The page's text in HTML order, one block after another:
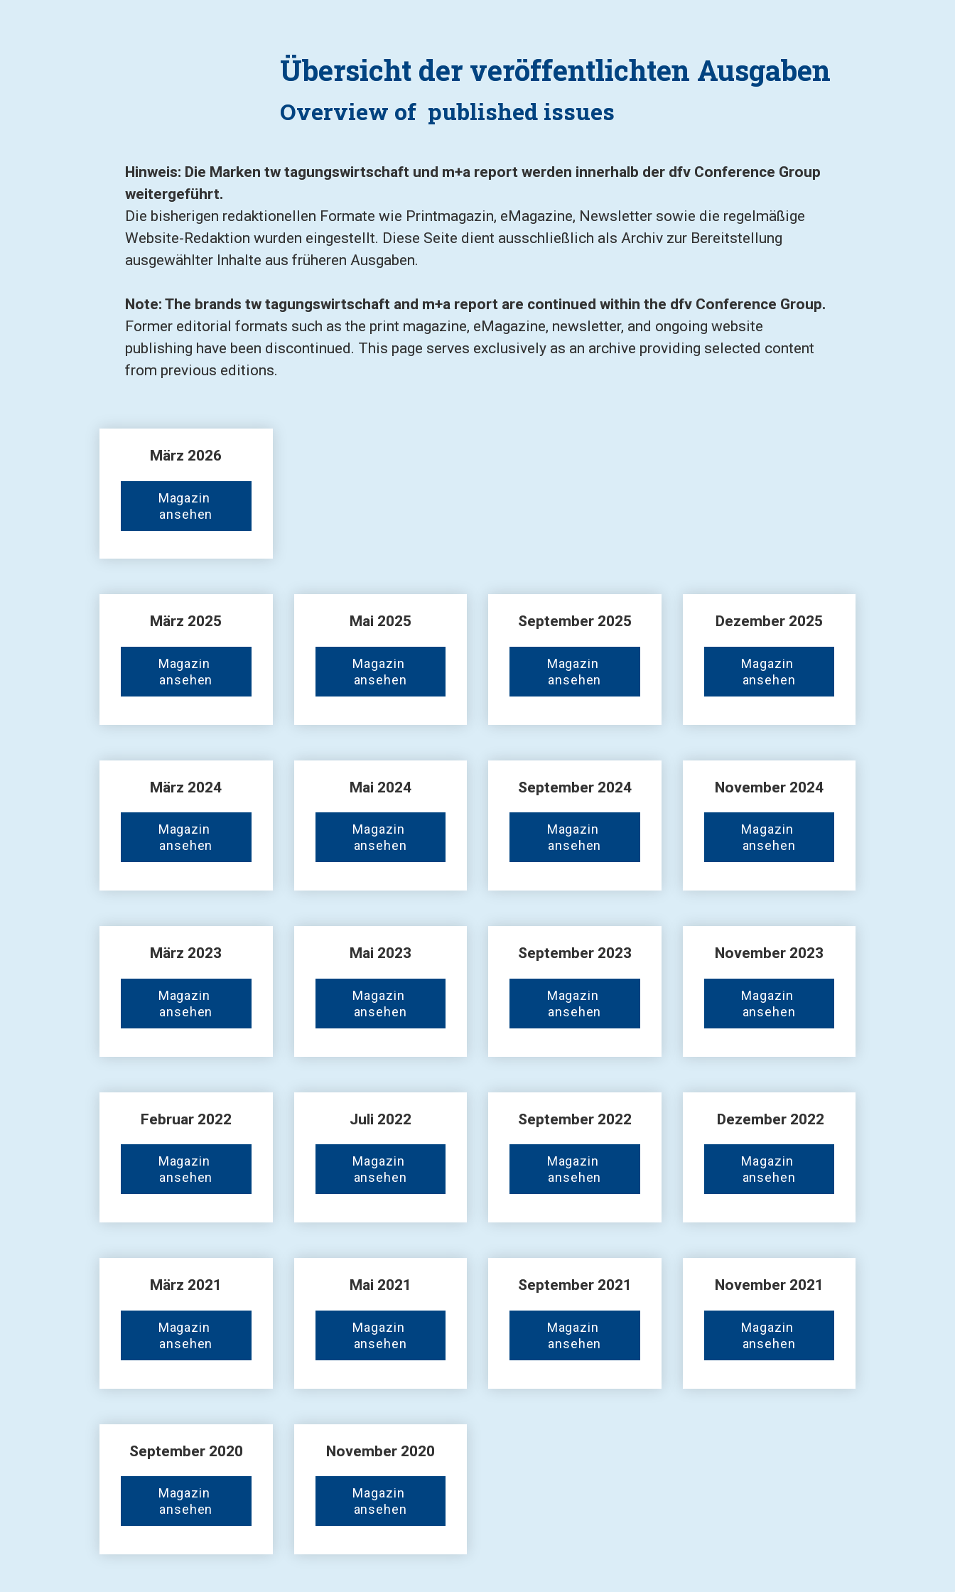
Übersicht der veröffentlichten Ausgaben
Overview of  published issues
Hinweis: Die Marken tw tagungswirtschaft und m+a report werden innerhalb der dfv Conference Group
weitergeführt.
Die bisherigen redaktionellen Formate wie Printmagazin, eMagazine, Newsletter sowie die regelmäßige
Website-Redaktion wurden eingestellt. Diese Seite dient ausschließlich als Archiv zur Bereitstellung
ausgewählter Inhalte aus früheren Ausgaben.
Note: The brands tw tagungswirtschaft and m+a report are continued within the dfv Conference Group.
Former editorial formats such as the print magazine, eMagazine, newsletter, and ongoing website
publishing have been discontinued. This page serves exclusively as an archive providing selected content
from previous editions.
März 2026
Magazin
ansehen
März 2025
Magazin
ansehen
Mai 2025
Magazin
ansehen
September 2025
Magazin
ansehen
Dezember 2025
Magazin
ansehen
März 2024
Magazin
ansehen
Mai 2024
Magazin
ansehen
September 2024
Magazin
ansehen
November 2024
Magazin
ansehen
März 2023
Magazin
ansehen
Mai 2023
Magazin
ansehen
September 2023
Magazin
ansehen
November 2023
Magazin
ansehen
Februar 2022
Magazin
ansehen
Juli 2022
Magazin
ansehen
September 2022
Magazin
ansehen
Dezember 2022
Magazin
ansehen
März 2021
Magazin
ansehen
Mai 2021
Magazin
ansehen
September 2021
Magazin
ansehen
November 2021
Magazin
ansehen
September 2020
Magazin
ansehen
November 2020
Magazin
ansehen